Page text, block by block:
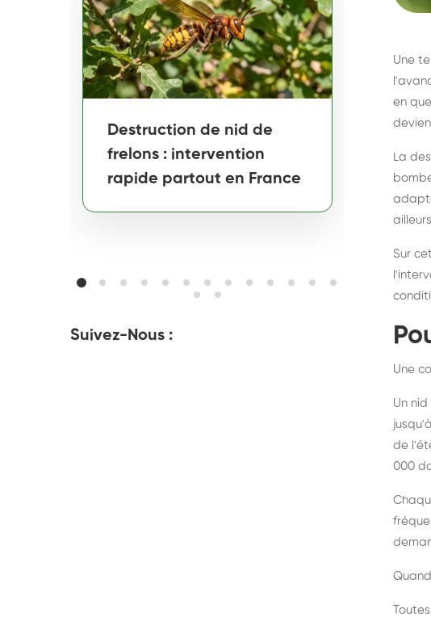
Destruction de nid de
frelons : intervention
rapide partout en France
Suivez-Nous :
Une
en
La
Sur
Une
Un
de
000